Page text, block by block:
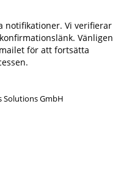
notifikationer. Vi verifierar
Vänligen
för att fortsätta
Solutions GmbH